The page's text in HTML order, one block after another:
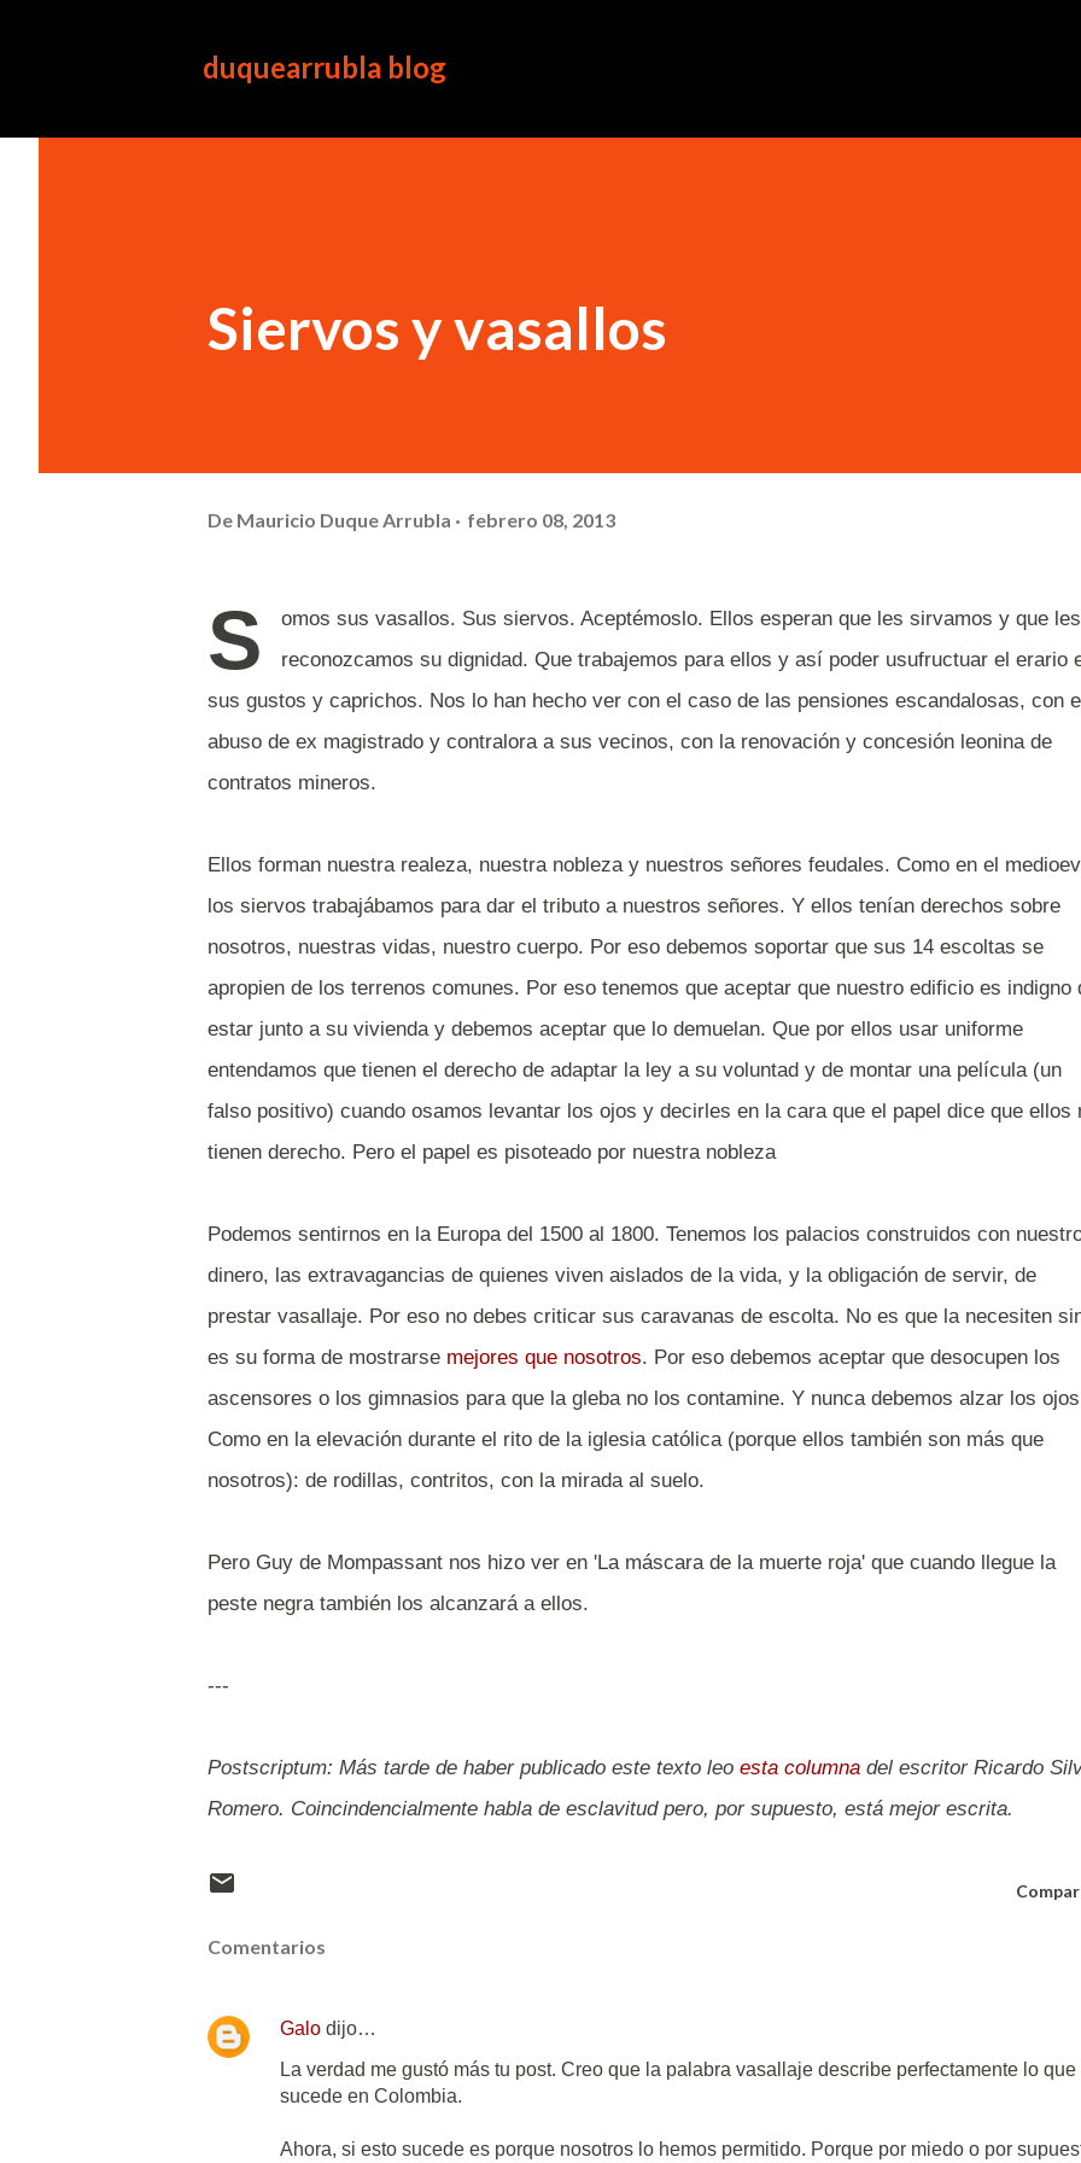
duquearrubla blog
Siervos y vasallos
De Mauricio Duque Arrubla febrero 08, 2013
S
omos sus vasallos. Sus siervos. Aceptémoslo. Ellos esperan que les sirvamos y que les
reconozcamos su dignidad. Que trabajemos para ellos y así poder usufructuar el erario
sus gustos y caprichos. Nos lo han hecho ver con el caso de las pensiones escandalosas, con
abuso de ex magistrado y contralora a sus vecinos, con la renovación y concesión leonina de
contratos mineros.
Ellos forman nuestra realeza, nuestra nobleza y nuestros señores feudales. Como en el
los siervos trabajábamos para dar el tributo a nuestros señores. Y ellos tenían derechos sobre
nosotros, nuestras vidas, nuestro cuerpo. Por eso debemos soportar que sus 14 escoltas se
apropien de los terrenos comunes. Por eso tenemos que aceptar que nuestro edificio es indigno
estar junto a su vivienda y debemos aceptar que lo demuelan. Que por ellos usar uniforme
entendamos que tienen el derecho de adaptar la ley a su voluntad y de montar una película (un
falso positivo) cuando osamos levantar los ojos y decirles en la cara que el papel dice que ellos
tienen derecho. Pero el papel es pisoteado por nuestra nobleza
Podemos sentirnos en la Europa del 1500 al 1800. Tenemos los palacios construidos con
dinero, las extravagancias de quienes viven aislados de la vida, y la obligación de servir, de
prestar vasallaje. Por eso no debes criticar sus caravanas de escolta. No es que la necesiten
es su forma de mostrarse mejores que nosotros. Por eso debemos aceptar que desocupen los
ascensores o los gimnasios para que la gleba no los contamine. Y nunca debemos alzar los
Como en la elevación durante el rito de la iglesia católica (porque ellos también son más que
nosotros): de rodillas, contritos, con la mirada al suelo.
Pero Guy de Mompassant nos hizo ver en 'La máscara de la muerte roja' que cuando llegue la
peste negra también los alcanzará a ellos.
---
Postscriptum: Más tarde de haber publicado este texto leo esta columna del escritor Ricardo
Romero. Coincindencialmente habla de esclavitud pero, por supuesto, está mejor escrita.
Comentarios
Galo dijo…
La verdad me gustó más tu post. Creo que la palabra vasallaje describe perfectamente lo que
sucede en Colombia.
Ahora, si esto sucede es porque nosotros lo hemos permitido. Porque por miedo o por